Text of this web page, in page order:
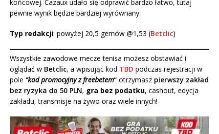
końcowej. Cazaux udało się odprawić bardzo łatwo, tutaj
pewnie wynik będzie bardziej wyrównany.
Typ redakcji: powyżej 20,5 gemów @1,53 (Betclic)
Wszystkie zawodowe mecze tenisa możesz obstawiać i
oglądać w Betclic, a wpisując kod TBD podczas rejestracji w
pole “kod promocyjny z freebetem“ otrzymasz pierwszy zakład
bez ryzyka do 50 PLN, gra bez podatku, cashout, edycja
zakładu, transmisje na żywo oraz wiele innych!